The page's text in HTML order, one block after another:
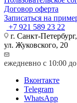
Договор оферта
Записаться на
+7 921 589 23 22
г. Санкт-Петербург,
ул. Жуковского, 20
ежедневно с 10:00
Вконтакте
Telegram
WhatsApp